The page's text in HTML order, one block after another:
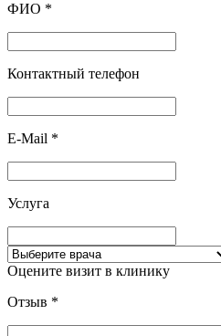
ФИО *
Контактный телефон
E-Mail *
Услуга
Оцените визит в клинику
Отзыв *